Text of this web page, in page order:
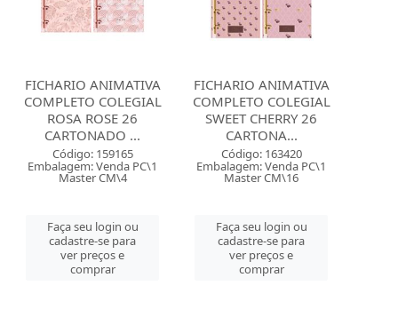
FICHARIO ANIMATIVA
COMPLETO COLEGIAL
ROSA ROSE 26
CARTONADO ...
Código: 159165
Embalagem: Venda PC\1
Master CM\4
Faça seu login ou
cadastre-se para
ver preços e
comprar
FICHARIO ANIMATIVA
COMPLETO COLEGIAL
SWEET CHERRY 26
CARTONA...
Código: 163420
Embalagem: Venda PC\1
Master CM\16
Faça seu login ou
cadastre-se para
ver preços e
comprar